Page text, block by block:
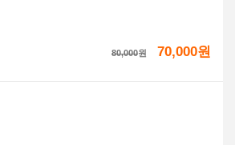
80,000원 70,000원